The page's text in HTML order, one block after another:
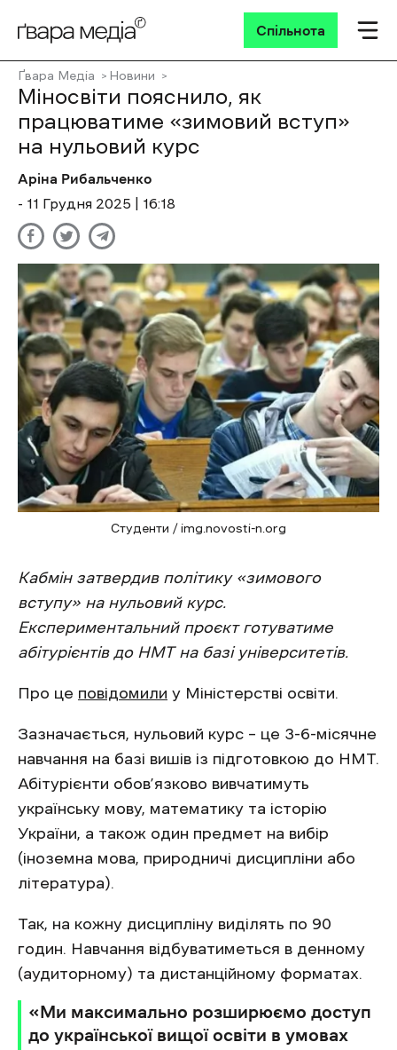
Спільнота
Ґвара Медіа Новини
Міносвіти пояснило, як
працюватиме «зимовий вступ»
на нульовий курс
Аріна Рибальченко
- 11 Грудня 2025 | 16:18
Студенти / img.novosti-n.org
Кабмін затвердив політику «зимового
вступу» на нульовий курс.
Експериментальний проєкт готуватиме
абітурієнтів до НМТ на базі університетів.
Про це повідомили у Міністерстві освіти.
Зазначається, нульовий курс – це 3-6-місячне
навчання на базі вишів із підготовкою до НМТ.
Абітурієнти обов’язково вивчатимуть
українську мову, математику та історію
України, а також один предмет на вибір
(іноземна мова, природничі дисципліни або
література).
Так, на кожну дисципліну виділять по 90
годин. Навчання відбуватиметься в денному
(аудиторному) та дистанційному форматах.
«Ми максимально розширюємо доступ
до української вищої освіти в умовах